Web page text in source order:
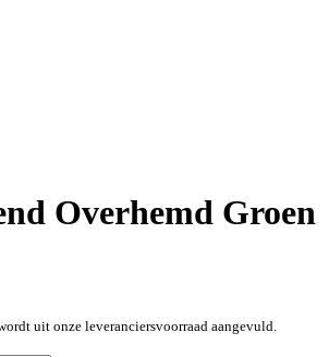
Overhemd Groen
uit onze leveranciersvoorraad aangevuld.